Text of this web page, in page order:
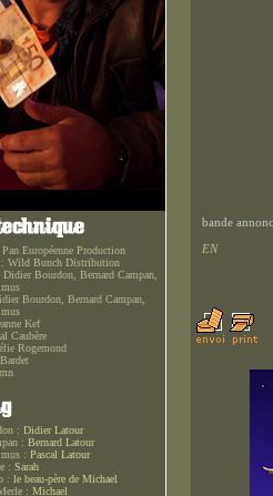
Pan Européenne Production
Wild Bunch Distribution
Didier Bourdon, Bernard Campan,
Bourdon, Bernard Campan,
Kef
Caubère
Rogemond
: Didier Latour
: Bernard Latour
: Pascal Latour
: Sarah
: le beau-père de Michael
: Michael
bande
EN